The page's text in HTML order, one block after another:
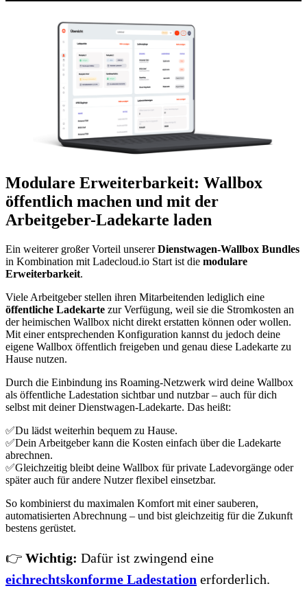
Modulare Erweiterbarkeit: Wallbox
öffentlich machen und mit der
Arbeitgeber-Ladekarte laden
Ein weiterer großer Vorteil unsererDienstwagen-Wallbox Bundles
in Kombination mit Ladecloud.io Start ist die modulare
Erweiterbarkeit.
Viele Arbeitgeber stellen ihren Mitarbeitenden lediglich eine
öffentliche Ladekarte zur Verfügung, weil sie die Stromkosten an
der heimischen Wallbox nicht direkt erstatten können oder wollen.
Mit einer entsprechenden Konfiguration kannst du jedoch deine
eigene Wallbox öffentlich freigeben und genau diese Ladekarte zu
Hause nutzen.
Durch die Einbindung ins Roaming-Netzwerk wird deine Wallbox
als öffentliche Ladestation sichtbar und nutzbar – auch für dich
selbst mit deiner Dienstwagen-Ladekarte. Das heißt:
✅Du lädst weiterhin bequem zu Hause.
✅Dein Arbeitgeber kann die Kosten einfach über die Ladekarte
abrechnen.
✅Gleichzeitig bleibt deine Wallbox für private Ladevorgänge oder
später auch für andere Nutzer flexibel einsetzbar.
So kombinierst du maximalen Komfort mit einer sauberen,
automatisierten Abrechnung – und bist gleichzeitig für die Zukunft
bestens gerüstet.
👉 Wichtig: Dafür ist zwingend eine
eichrechtskonforme Ladestation erforderlich.